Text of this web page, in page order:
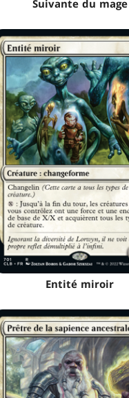
Suivante du mage
Entité miroir